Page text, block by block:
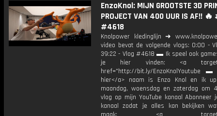
EnzoKnol: MIJN GROOTSTE 3D
PROJECT VAN 400 UUR IS AF!!
#4618
Knolpower kledinglijn ➜
video bevat de volgende vlogs: 0:00 -
39:22 - Vlog #4618 ▬ Ik speel ook
je hier vinden: <a
href="http://bit.ly/EnzoKnolYoutube ▬
hier</a> naam is Enzo Knol en ik
maandag, woensdag en zaterdag om
vlog op mijn YouTube kanaal Abonneer
kanaal zodat je alles kan bekijken